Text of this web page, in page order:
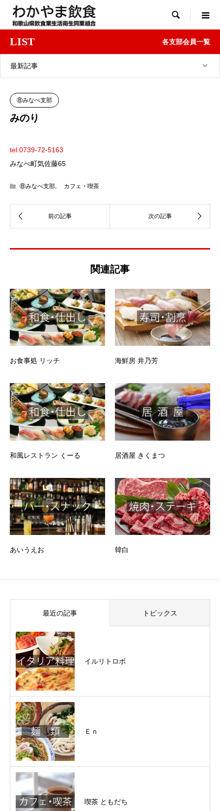

LIST 各支部会員一覧
最新記事
⑧みなべ支部
みのり
tel:0739-72-5163
みなべ町気佐藤65
⑧みなべ支部, カフェ・喫茶
関連記事
お食事処 リッチ 海鮮房 井乃芳
和風レストラン くーる 居酒屋 きくまつ
あいうえお 韓白
最近の記事 トピックス
イルリトロボ
Ｅｎ
喫茶 ともだち